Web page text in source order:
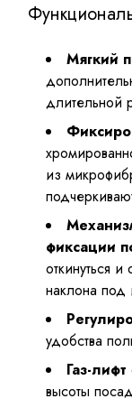
Мягкий
длительной
из
фиксации
откинуться и
наклона под
удобства
Газ-лифт
высоты